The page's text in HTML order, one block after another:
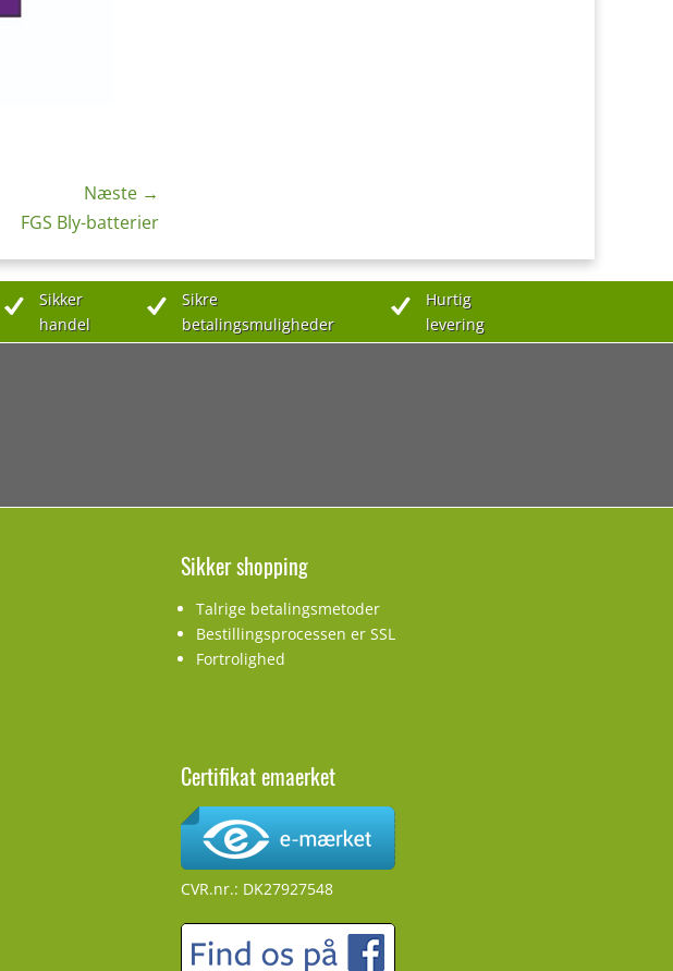
Næste →
FGS Bly-batterier
Sikker
handel
Sikre
betalingsmuligheder
Hurtig
levering
Sikker shopping
Talrige betalingsmetoder
Bestillingsprocessen er SSL
Fortrolighed
Certifikat emaerket
CVR.nr.: DK27927548